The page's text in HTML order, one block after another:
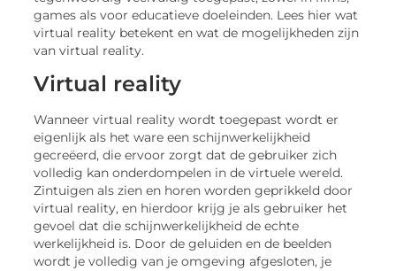
games als voor educatieve doeleinden. Lees hier wat
virtual reality betekent en wat de mogelijkheden zijn
van virtual reality.
Virtual reality
Wanneer virtual reality wordt toegepast wordt er
eigenlijk als het ware een schijnwerkelijkheid
gecreëerd, die ervoor zorgt dat de gebruiker zich
volledig kan onderdompelen in de virtuele wereld.
Zintuigen als zien en horen worden geprikkeld door
virtual reality, en hierdoor krijg je als gebruiker het
gevoel dat die schijnwerkelijkheid de echte
werkelijkheid is. Door de geluiden en de beelden
wordt je volledig van je omgeving afgesloten, je